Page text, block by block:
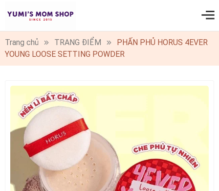
0
Trang chủ TRANG ĐIỂM
PHẤN PHỦ​ HORUS 4EVER
YOUNG LOOSE SETTING POWDER​